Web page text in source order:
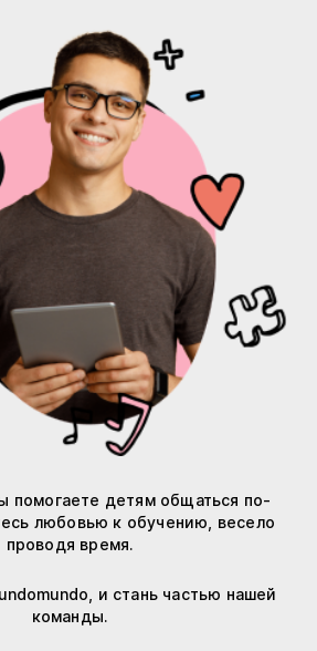
помогаете детям общаться по-
любовью к обучению, весело
проводя время.
и стань частью нашей
команды.